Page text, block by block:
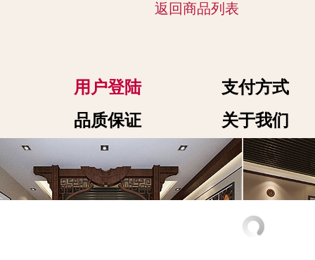
返回商品列表
用户登陆
支付方式
品质保证
关于我们